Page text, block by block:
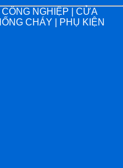
NGHIỆP | CỬA
CHÁY | PHỤ KIỆN